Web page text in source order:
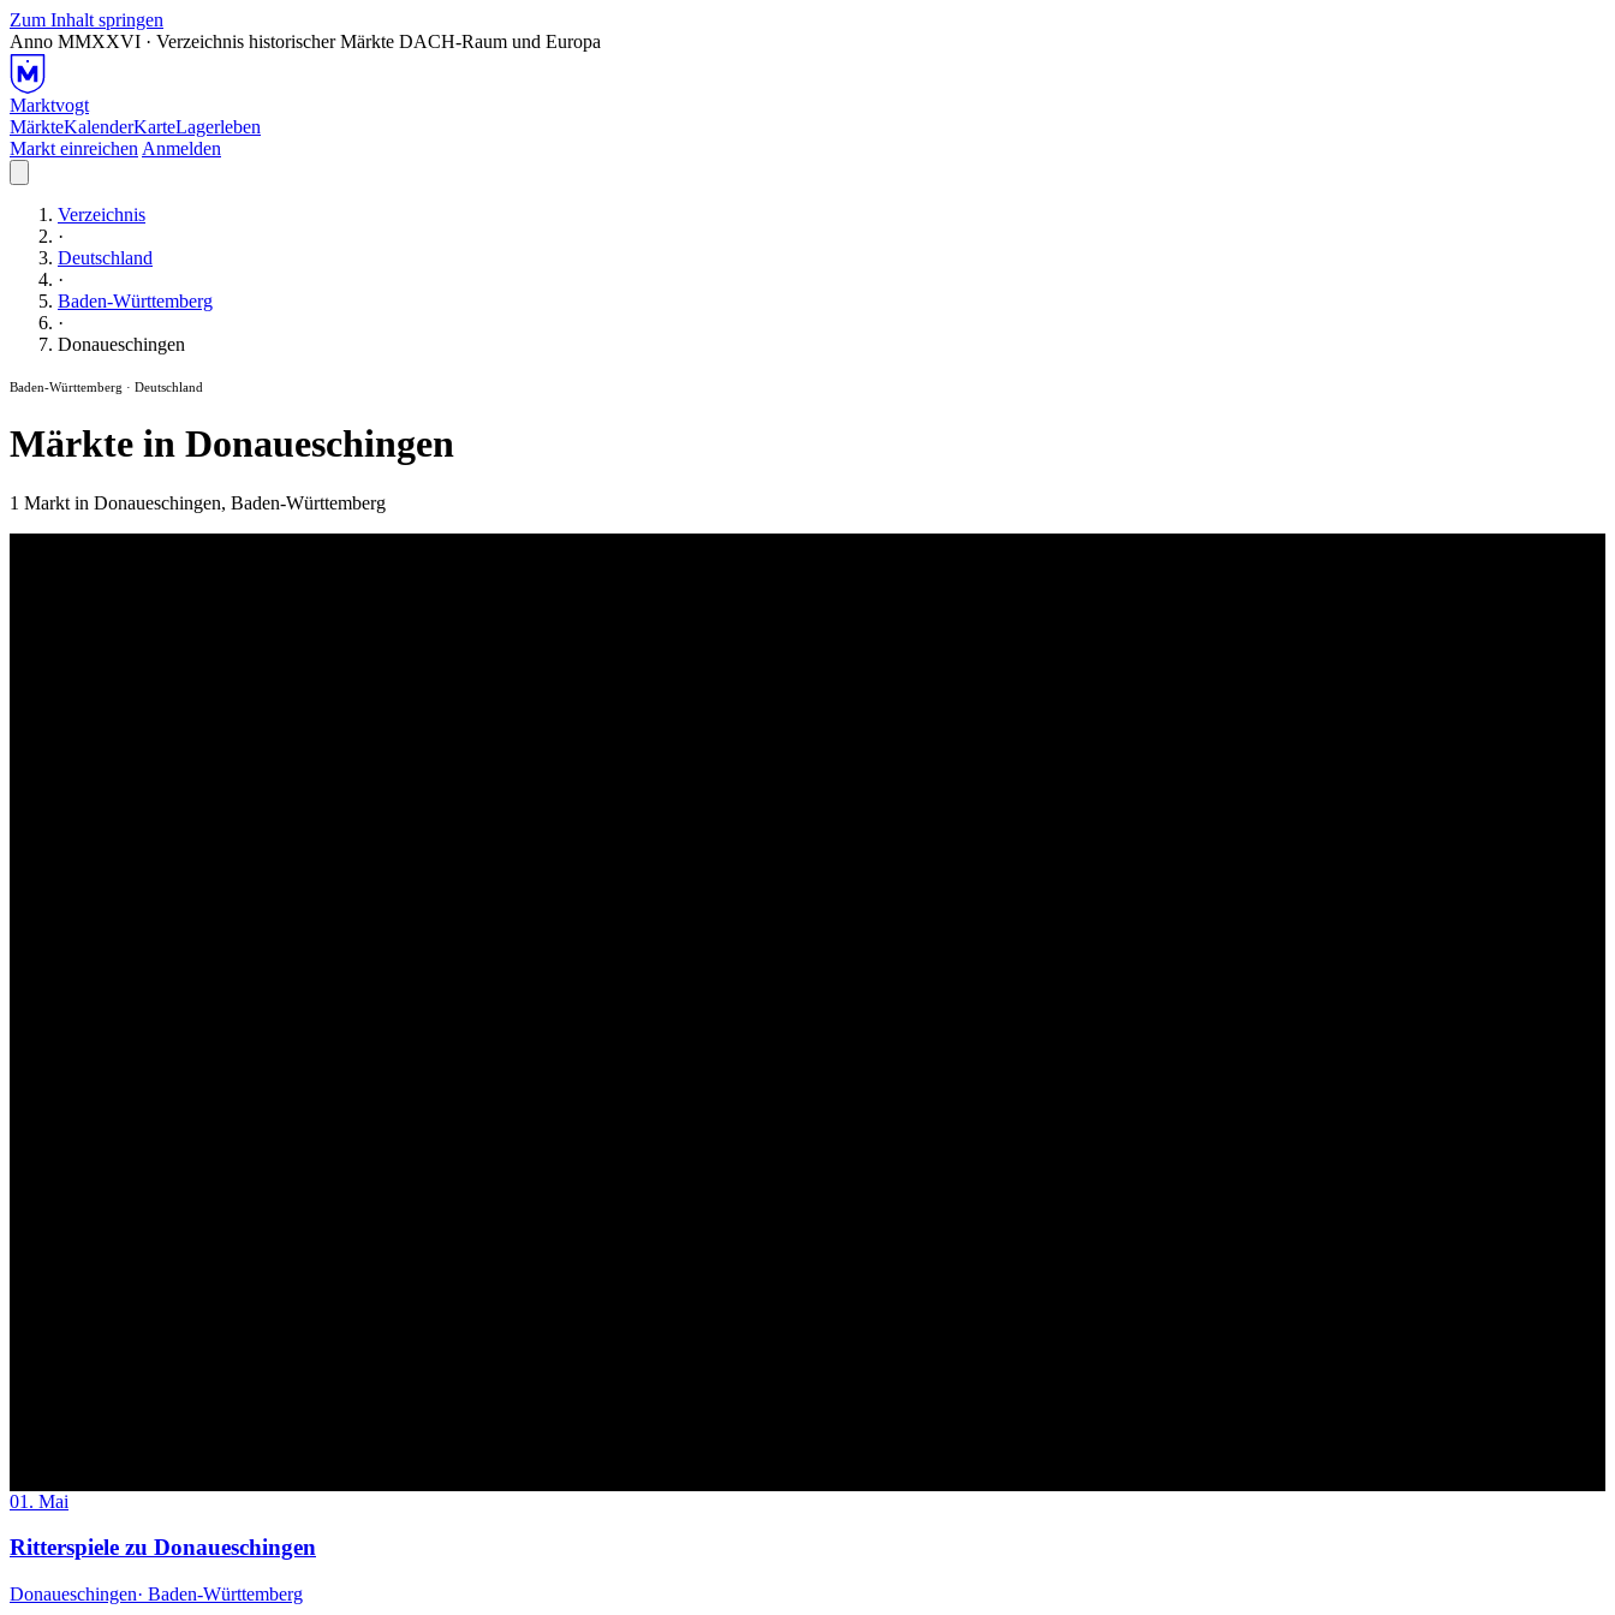
Zum Inhalt springen
Anno MMXXVI · Verzeichnis historischer Märkte DACH-Raum und Europa
Marktvogt
MärkteKalenderKarteLagerleben
Markt einreichen Anmelden
Verzeichnis
·
Deutschland
·
Baden-Württemberg
·
Donaueschingen
Baden-Württemberg · Deutschland
Märkte in Donaueschingen
1 Markt in Donaueschingen, Baden-Württemberg
01. Mai
Ritterspiele zu Donaueschingen
Donaueschingen· Baden-Württemberg